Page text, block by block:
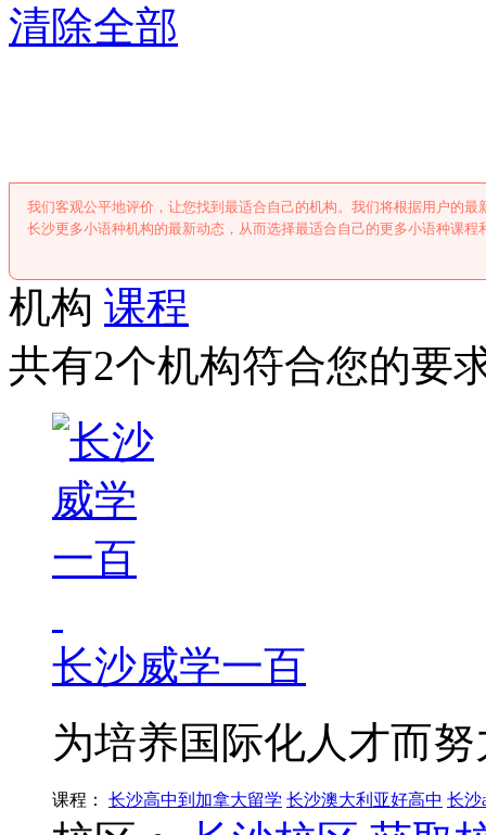
清除全部
我们客观公平地评价，让您找到最适合自己的机构。我们将根据用户的
长沙更多小语种机构的最新动态，从而选择最适合自己的更多小语种课程
机构 课程
共有2个机构符合您的要
长沙威学一百
为培养国际化人才而努
课程： 长沙高中到加拿大留学 长沙澳大利亚好高中 长沙